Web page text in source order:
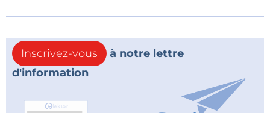
Inscrivez-vous
à notre lettre
d'information